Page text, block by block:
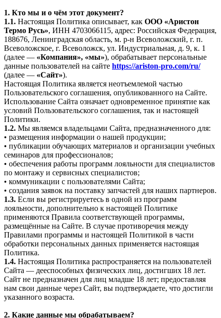
1. Кто мы и о чём этот документ?
1.1. Настоящая Политика описывает, как ООО «Аристон
Термо Русь», ИНН 4703066115, адрес: Российская Федерация,
188676, Ленинградская область, м. р-н Всеволожский, г. п.
Всеволожское, г. Всеволожск, ул. Индустриальная, д. 9, к. 1
(далее — «Компания», «мы»), обрабатывает персональные
данные пользователей на сайте https://ariston-pro.com/ru/
(далее — «Сайт»).
Настоящая Политика является неотъемлемой частью
Пользовательского соглашения, опубликованного на Сайте.
Использование Сайта означает одновременное принятие как
условий Пользовательского соглашения, так и настоящей
Политики.
1.2. Мы являемся владельцами Сайта, предназначенного для:
• размещения информации о нашей продукции;
• публикации обучающих материалов и организации учебных
семинаров для профессионалов;
• обеспечения работы программ лояльности для специалистов
по монтажу и сервисных специалистов;
• коммуникации с пользователями Сайта;
• создания заявок на поставку запчастей для наших партнеров.
1.3. Если вы регистрируетесь в одной из программ
лояльности, дополнительно к настоящей Политике
применяются Правила соответствующей программы,
размещённые на Сайте. В случае противоречия между
Правилами программы и настоящей Политикой в части
обработки персональных данных применяется настоящая
Политика.
1.4. Настоящая Политика распространяется на пользователей
Сайта — дееспособных физических лиц, достигших 18 лет.
Сайт не предназначен для лиц младше 18 лет; предоставляя
нам свои данные через Сайт, вы подтверждаете, что достигли
указанного возраста.
2. Какие данные мы обрабатываем?